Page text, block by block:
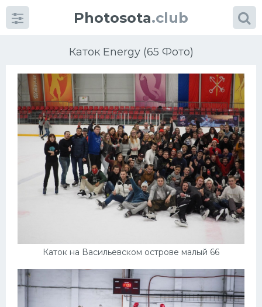
Photosota.club
Каток Energy (65 Фото)
Каток на Васильевском острове малый 66
КатегорииФото
Еще картинки...
Футбол